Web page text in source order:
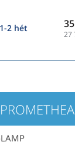
1-2 hét
27